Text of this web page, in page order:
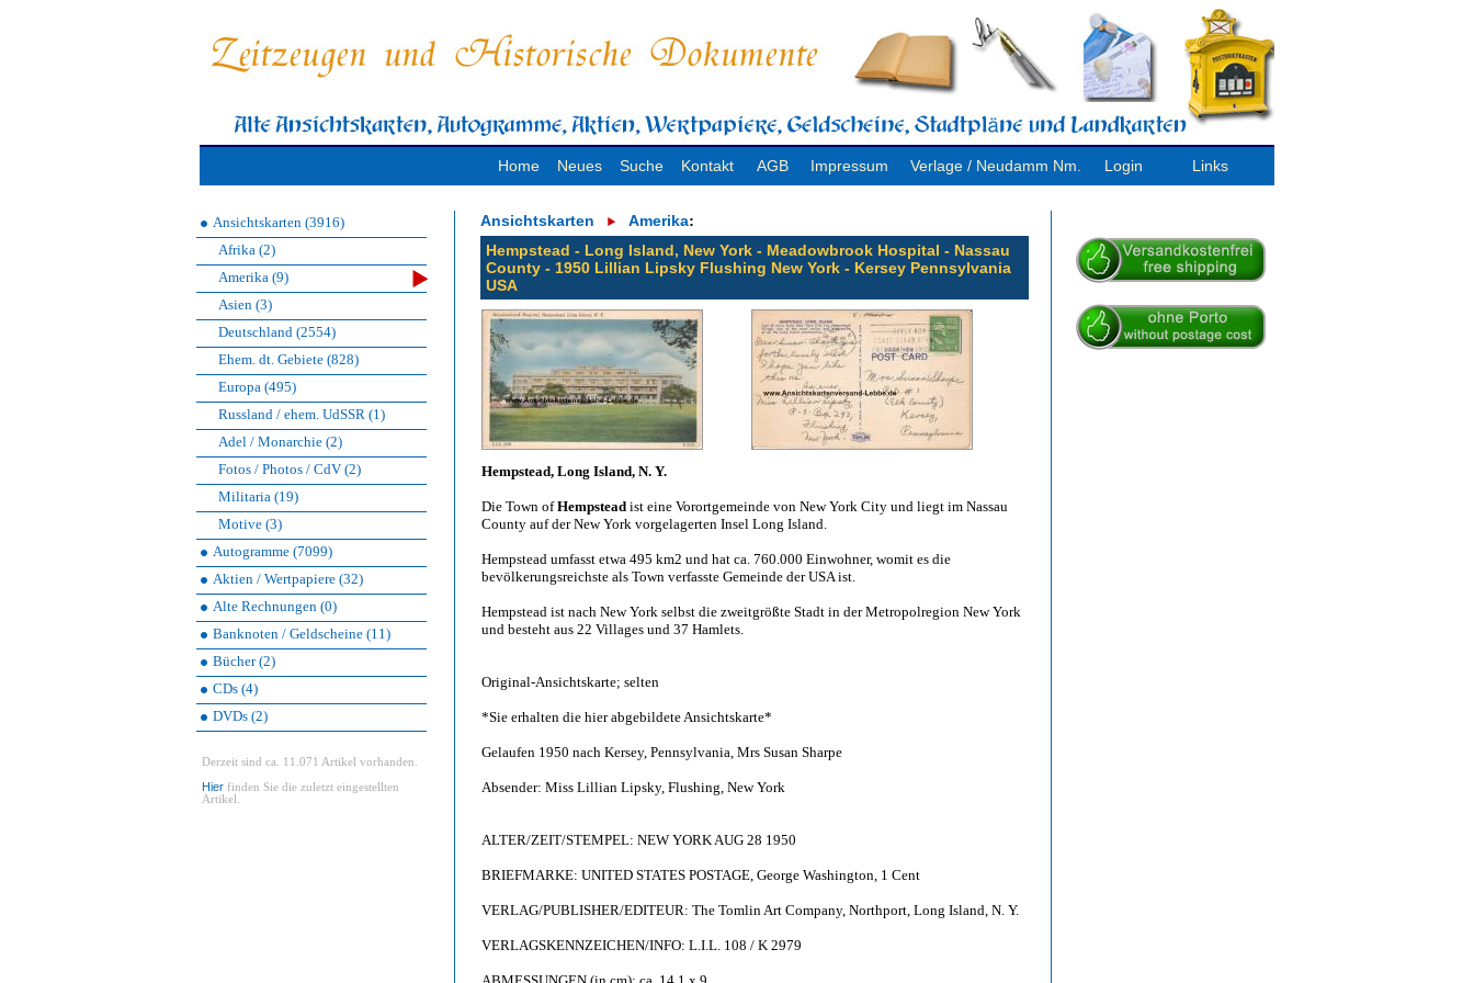
Home Neues Suche Kontakt AGB Impressum Verlage / Neudamm Nm. Login Links
Ansichtskarten (3916)
Afrika (2)
Amerika (9)
Asien (3)
Deutschland (2554)
Ehem. dt. Gebiete (828)
Europa (495)
Russland / ehem. UdSSR (1)
Adel / Monarchie (2)
Fotos / Photos / CdV (2)
Militaria (19)
Motive (3)
Autogramme (7099)
Aktien / Wertpapiere (32)
Alte Rechnungen (0)
Banknoten / Geldscheine (11)
Bücher (2)
CDs (4)
DVDs (2)
Derzeit sind ca. 11.071 Artikel vorhanden.
Hier finden Sie die zuletzt eingestellten
Artikel.
Ansichtskarten Amerika:
Hempstead - Long Island, New York - Meadowbrook Hospital - Nassau
County - 1950 Lillian Lipsky Flushing New York - Kersey Pennsylvania
USA
Hempstead, Long Island, N. Y.
Die Town ofHempstead ist eine Vorortgemeinde von New York City und liegt im Nassau
County auf der New York vorgelagerten Insel Long Island.
Hempstead umfasst etwa 495 km2 und hat ca. 760.000 Einwohner, womit es die
bevölkerungsreichste als Town verfasste Gemeinde der USA ist.
Hempstead ist nach New York selbst die zweitgrößte Stadt in der Metropolregion New York
und besteht aus 22 Villages und 37 Hamlets.
Original-Ansichtskarte; selten
*Sie erhalten die hier abgebildete Ansichtskarte*
Gelaufen 1950 nach Kersey, Pennsylvania, Mrs Susan Sharpe
Absender: Miss Lillian Lipsky, Flushing, New York
ALTER/ZEIT/STEMPEL: NEW YORK AUG 28 1950
BRIEFMARKE: UNITED STATES POSTAGE, George Washington, 1 Cent
VERLAG/PUBLISHER/EDITEUR: The Tomlin Art Company, Northport, Long Island, N. Y.
VERLAGSKENNZEICHEN/INFO: L.I.L. 108 / K 2979